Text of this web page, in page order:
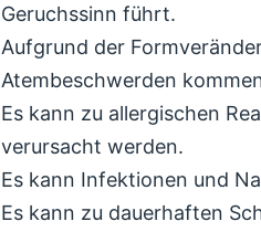
Geruchssinn führt.
Aufgrund der
Atembeschwerden
Es kann zu allergischen
verursacht werden.
Es kann Infektionen und
Es kann zu dauerhaften